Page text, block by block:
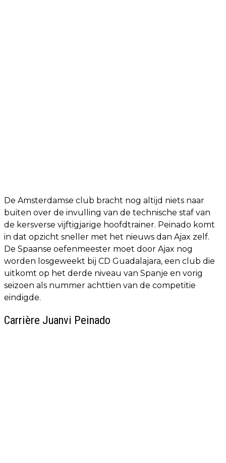
De Amsterdamse club bracht nog altijd niets naar
buiten over de invulling van de technische staf van
de kersverse vijftigjarige hoofdtrainer. Peinado komt
in dat opzicht sneller met het nieuws dan Ajax zelf.
De Spaanse oefenmeester moet door Ajax nog
worden losgeweekt bij CD Guadalajara, een club die
uitkomt op het derde niveau van Spanje en vorig
seizoen als nummer achttien van de competitie
eindigde.
Carrière Juanvi Peinado